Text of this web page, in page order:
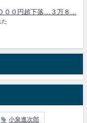
００円超下落…３万８...
た
小泉進次郎